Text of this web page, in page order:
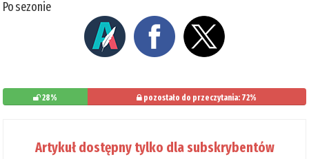
Po sezonie
28% pozostało do przeczytania: 72%
Artykuł dostępny tylko dla subskrybentów